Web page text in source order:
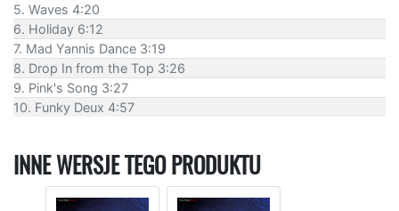
5. Waves 4:20
6. Holiday 6:12
7. Mad Yannis Dance 3:19
8. Drop In from the Top 3:26
9. Pink's Song 3:27
10. Funky Deux 4:57
INNE WERSJE TEGO PRODUKTU